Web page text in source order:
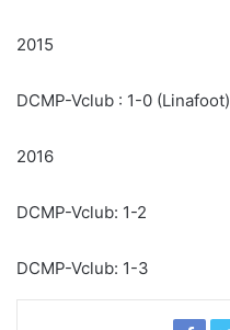
2015
DCMP-Vclub : 1-0 (Linafoot)
2016
DCMP-Vclub: 1-2
DCMP-Vclub: 1-3